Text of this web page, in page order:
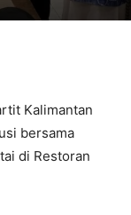
Kalimantan
bersama
di Restoran